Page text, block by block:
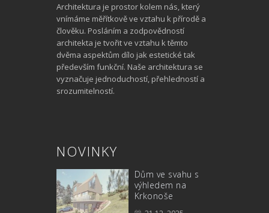
Architektura je prostor kolem nás, který
vnímáme měřítkově ve vztahu k přírodě a
člověku. Posláním a zodpovědností
architekta je tvořit ve vztahu k těmto
dvěma aspektům dílo jak estetické tak
především funkční. Naše architektura se
vyznačuje jednoduchostí, přehledností a
srozumitelností.
NOVINKY
Dům ve svahu s
výhledem na
Krkonoše